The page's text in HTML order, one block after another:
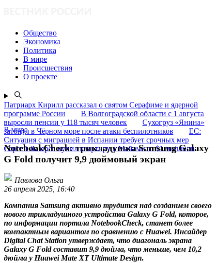
Общество
Экономика
Политика
В мире
Происшествия
О проекте
Патриарх Кирилл рассказал о святом Серафиме и ядерной
программе России
В Волгоградской области с 1 августа
выросли пенсии у 118 тысяч человек
Сухогруз «Янина»
затонул в Чёрном море после атаки беспилотников
ЕС:
Ситуация с миграцией в Испании требует срочных мер
Сергей Лазарев купил квартиру в Майами за $1 миллион
В мире
NotebookCheck: трикладушка Samsung Galaxy
G Fold получит 9,9 дюймовый экран
Павлова Ольга
26 апреля 2025, 16:40
Компания Samsung активно трудится над созданием своего
нового трикладушного устройства Galaxy G Fold, которое,
по информации портала NotebookCheck, станет более
компактным вариантом по сравнению с Huawei. Инсайдер
Digital Chat Station утверждает, что диагональ экрана
Galaxy G Fold составит 9,9 дюйма, что меньше, чем 10,2
дюйма у Huawei Mate XT Ultimate Design.